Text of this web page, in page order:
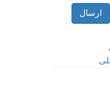
ارسال